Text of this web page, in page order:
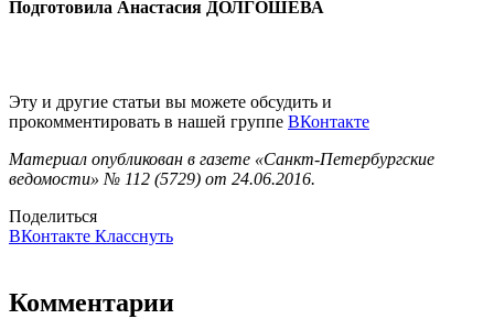
Подготовила Анастасия ДОЛГОШЕВА
Эту и другие статьи вы можете обсудить и
прокомментировать в нашей группе ВКонтакте
Материал опубликован в газете «Санкт-Петербургские
ведомости» № 112 (5729) от 24.06.2016.
Поделиться
ВКонтакте Класснуть
Комментарии